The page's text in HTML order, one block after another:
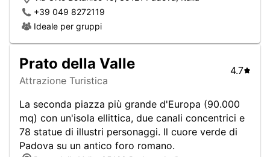
+39 049 8272119
Ideale per gruppi
Prato della Valle
Attrazione Turistica
4.7
La seconda piazza più grande d'Europa (90.000
mq) con un'isola ellittica, due canali concentrici e
78 statue di illustri personaggi. Il cuore verde di
Padova su un antico foro romano.